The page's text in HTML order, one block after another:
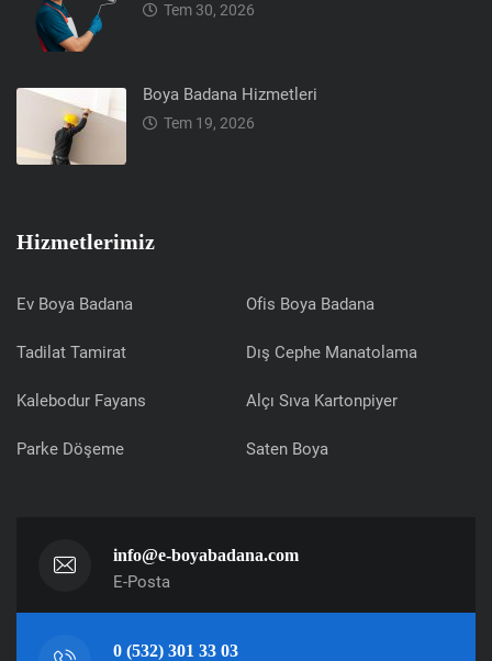
Tem 30, 2026
Boya Badana Hizmetleri
Tem 19, 2026
Hizmetlerimiz
Ev Boya Badana Ofis Boya Badana
Tadilat Tamirat Dış Cephe Manatolama
Kalebodur Fayans Alçı Sıva Kartonpiyer
Parke Döşeme Saten Boya
info@e-boyabadana.com
E-Posta
0 (532) 301 33 03